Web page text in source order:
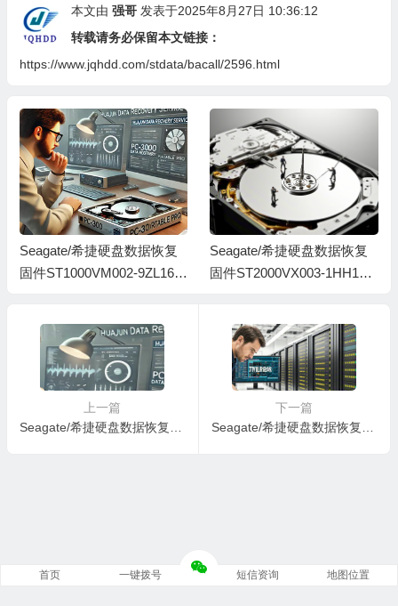
本文由 强哥 发表于2025年8月27日 10:36:12
转载请务必保留本文链接：
https://www.jqhdd.com/stdata/bacall/2596.html
Seagate/希捷硬盘数据恢复
固件ST1000VM002-9ZL162-
Seagate/希捷硬盘数据恢复
固件ST2000VX003-1HH164-
上一篇
下一篇
首页 一键拨号 短信资询 地图位置